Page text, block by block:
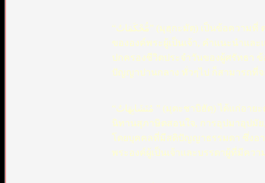
“مُّحْكَمَاتٌ” (มุฮฺกะมัตฺ) เป็นข้อความที่ ตรงไปตรงมา, เกี่ยวพันกับความศรัทธา, ในเรื่องเตาฮีด(ความเป็นหนึ่งเดียว
ขององค์พระผู้เป็นเจ้า, คำแนะนำแล
ปกครองชีวิตประจำวันของผู้ศรัทธา
ปัญญาปานกลาง ทั่วๆไป ก็สามารถที่จ
“مُتَشَابِهَاتٌ ” (มุตะชาบิฮัตฺ) ได้แก่อายะต่างๆที่ มีความหมายแฝงอยู่ภายในเรื่องราว หรือ สำนวน โวหาร เป็น
นิทานสุภาษิตสอนใจ, การอุปมาอุปมัย
โดยบุคคลที่มีสติปัญญาธรรมดา ซึ่งอา
พระองค์ผู้เป็นเจ้าและบรรดาผู้ที่มีคว